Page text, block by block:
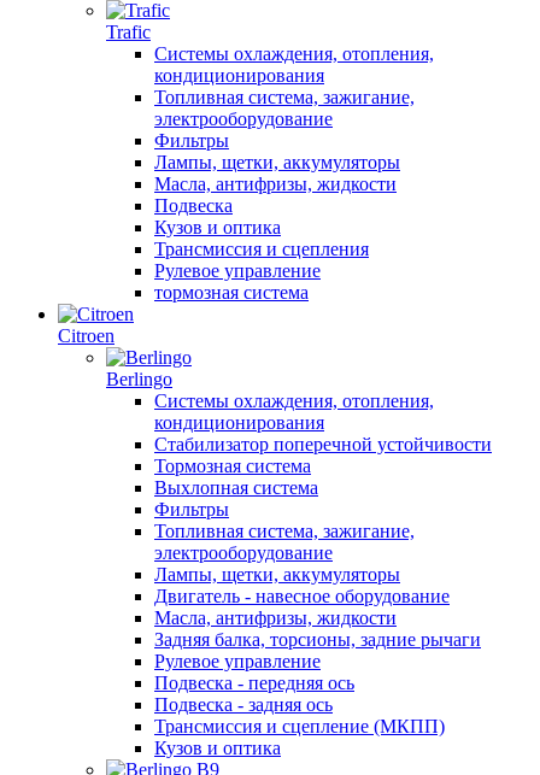
Trafic
Системы охлаждения, отопления,
кондиционирования
Топливная система, зажигание,
электрооборудование
Фильтры
Лампы, щетки, аккумуляторы
Масла, антифризы, жидкости
Подвеска
Кузов и оптика
Трансмиссия и сцепления
Рулевое управление
тормозная система
Citroen
Berlingo
Системы охлаждения, отопления,
кондиционирования
Стабилизатор поперечной устойчивости
Тормозная система
Выхлопная система
Фильтры
Топливная система, зажигание,
электрооборудование
Лампы, щетки, аккумуляторы
Двигатель - навесное оборудование
Масла, антифризы, жидкости
Задняя балка, торсионы, задние рычаги
Рулевое управление
Подвеска - передняя ось
Подвеска - задняя ось
Трансмиссия и сцепление (МКПП)
Кузов и оптика